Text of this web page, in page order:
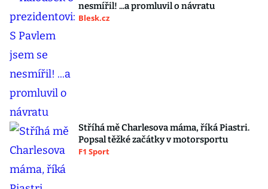
nesmířil! ...a promluvil o návratu
Blesk.cz
Stříhá mě Charlesova máma, říká Piastri.
Popsal těžké začátky v motorsportu
F1 Sport